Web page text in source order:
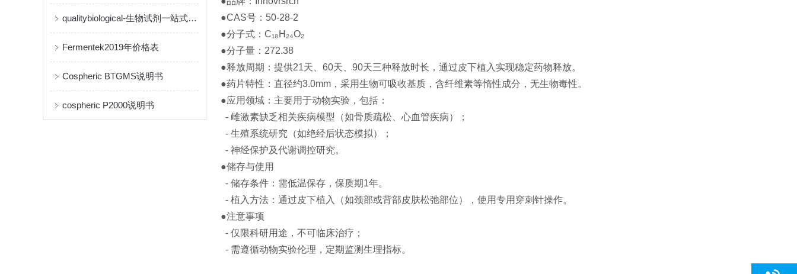
qualitybiological-生物试剂一站式供应商
Fermentek2019年价格表
Cospheric BTGMS说明书
cospheric P2000说明书
●CAS号：50-28-2
●分子式：C₁₈H₂₄O₂
●分子量：272.38
●释放周期：提供21天、60天、90天三种释放时长，通过皮下植入实现稳定药物释放。
●药片特性：直径约3.0mm，采用生物可吸收基质，含纤维素等惰性成分，无生物毒性。
●应用领域：主要用于动物实验，包括：
- 雌激素缺乏相关疾病模型（如骨质疏松、心血管疾病）；
- 生殖系统研究（如绝经后状态模拟）；
- 神经保护及代谢调控研究。
●储存与使用
- 储存条件：需低温保存，保质期1年。
- 植入方法：通过皮下植入（如颈部或背部皮肤松弛部位），使用专用穿刺针操作。
●注意事项
- 仅限科研用途，不可临床治疗；
- 需遵循动物实验伦理，定期监测生理指标。